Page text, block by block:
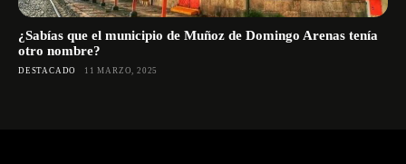
¿Sabías que el municipio de Muñoz de Domingo Arenas tenía
otro nombre?
DESTACADO 11 MARZO, 2025